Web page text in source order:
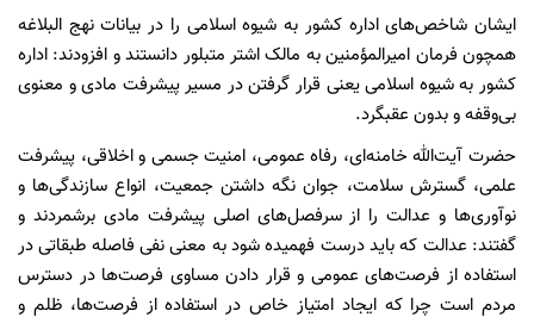
ایشان شاخص‌های اداره کشور به شیوه اسلامی را در بیانات نهج البلاغه
همچون فرمان امیرالمؤمنین به مالک اشتر متبلور دانستند و افزودند: اداره
کشور به شیوه اسلامی یعنی قرار گرفتن در مسیر پیشرفت مادی و معنوی
بی‌وقفه و بدون عقبگرد.
حضرت آیت‌الله خامنه‌ای، رفاه عمومی، امنیت جسمی و اخلاقی، پیشرفت
علمی، گسترش سلامت، جوان نگه داشتن جمعیت، انواع سازندگی‌ها و
نوآوری‌ها و عدالت را از سرفصل‌های اصلی پیشرفت مادی برشمردند و
گفتند: عدالت که باید درست فهمیده شود به معنی نفی فاصله طبقاتی در
استفاده از فرصت‌های عمومی و قرار دادن مساوی فرصت‌ها در دسترس
مردم است چرا که ایجاد امتیاز خاص در استفاده از فرصت‌ها، ظلم و